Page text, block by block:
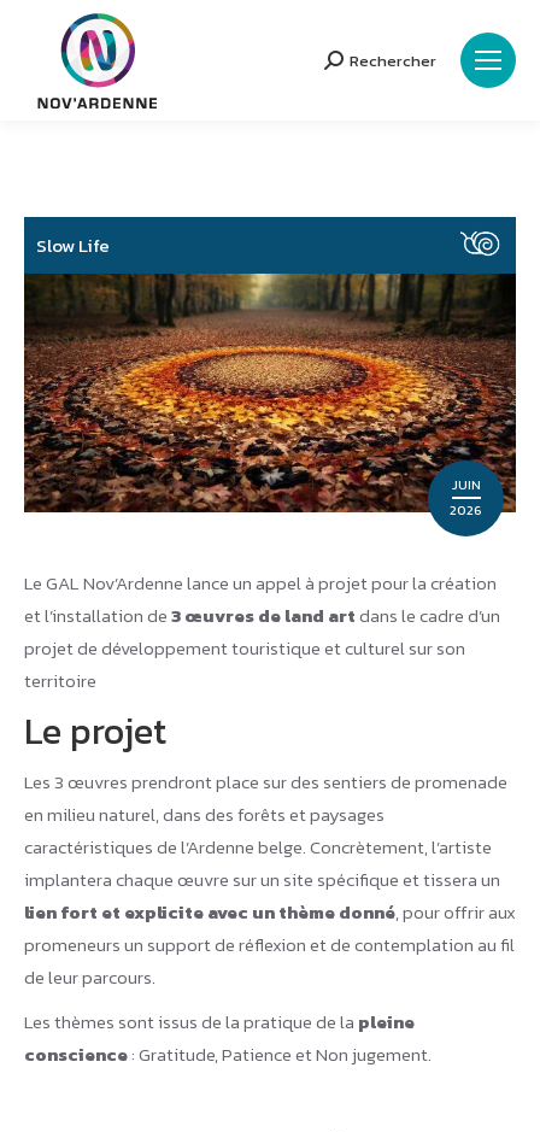
Search:
Rechercher
JUIN
2026
Slow Life
Le GAL Nov’Ardenne lance un appel à projet pour la création
et l’installation de3 œuvres de land artdans le cadre d’un
projet de développement touristique et culturel sur son
territoire
Le projet
Les 3 œuvres prendront place sur des sentiers de promenade
en milieu naturel, dans des forêts et paysages
caractéristiques de l’Ardenne belge. Concrètement, l’artiste
implantera chaque œuvre sur un site spécifique et tissera un
lien fort et explicite avec un thème donné, pour offrir aux
promeneurs un support de réflexion et de contemplation au fil
de leur parcours.
Les thèmes sont issus de la pratique de la pleine
conscience: Gratitude, Patience et Non jugement.